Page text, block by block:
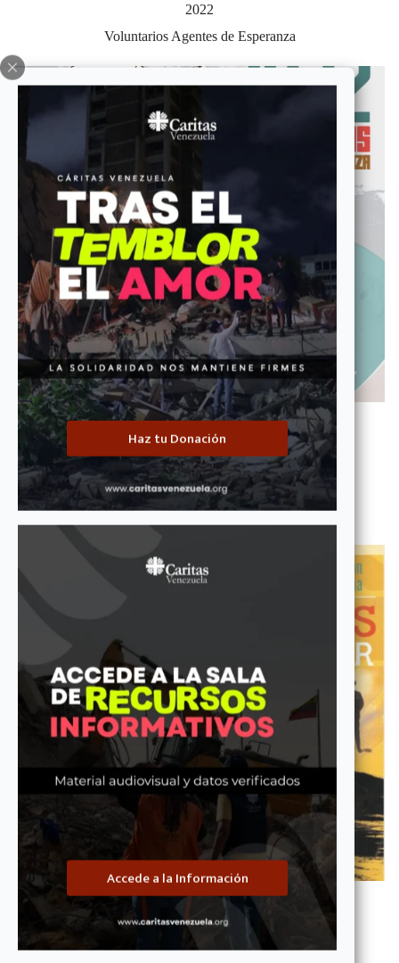
Haz tu Donación
Accede a la Información
2022
Voluntarios Agentes de Esperanza
Conoce más
2021
Medicinas para Salvar Vidas
Conoce más
2020